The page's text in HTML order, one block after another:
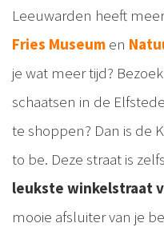
Leeuwarden heeft
Fries Museum en
je wat meer tijd?
schaatsen in de
te shoppen? Dan is de
to be. Deze straat is
leukste winkelstraat
mooie afsluiter van je